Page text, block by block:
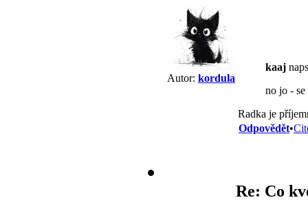
Autor: kordula
kaaj
no jo -
Radka je
Odpovědět•
Re: Co